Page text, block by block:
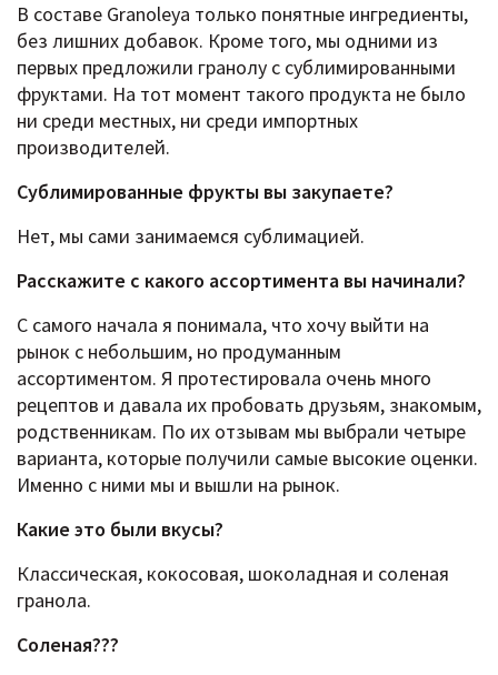
В составе Granoleya только понятные ингредиенты,
без лишних добавок. Кроме того, мы одними из
первых предложили гранолу с сублимированными
фруктами. На тот момент такого продукта не было
ни среди местных, ни среди импортных
производителей.
Сублимированные фрукты вы закупаете?
Нет, мы сами занимаемся сублимацией.
Расскажите c какого ассортимента вы начинали?
С самого начала я понимала, что хочу выйти на
рынок с небольшим, но продуманным
ассортиментом. Я протестировала очень много
рецептов и давала их пробовать друзьям, знакомым,
родственникам. По их отзывам мы выбрали четыре
варианта, которые получили самые высокие оценки.
Именно с ними мы и вышли на рынок.
Какие это были вкусы?
Классическая, кокосовая, шоколадная и соленая
гранола.
Соленая???